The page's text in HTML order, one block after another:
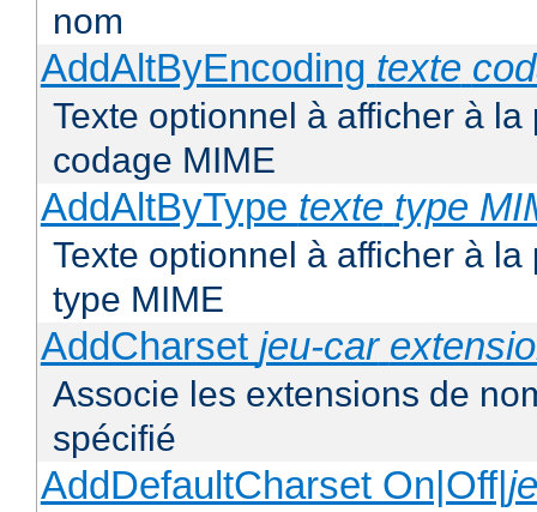
nom
AddAltByEncoding texte
Texte optionnel à afficher à
codage MIME
AddAltByType texte type
Texte optionnel à afficher à
type MIME
AddCharset jeu-car
Associe les extensions de
spécifié
AddDefaultCharset On|Off|